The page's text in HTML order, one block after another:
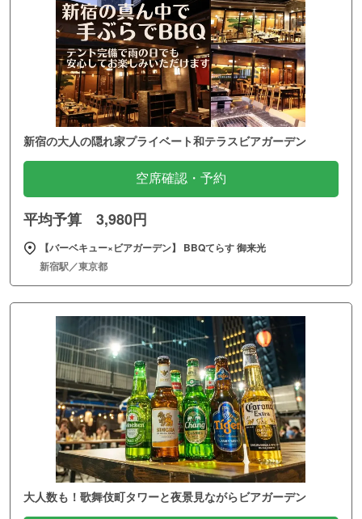
新宿の大人の隠れ家プライベート和テラスビアガーデン
空席確認・予約
平均予算 3,980円
【バーベキュー×ビアガーデン】 BBQてらす 御来光
新宿駅／東京都
大人数も！歌舞伎町タワーと夜景見ながらビアガーデン